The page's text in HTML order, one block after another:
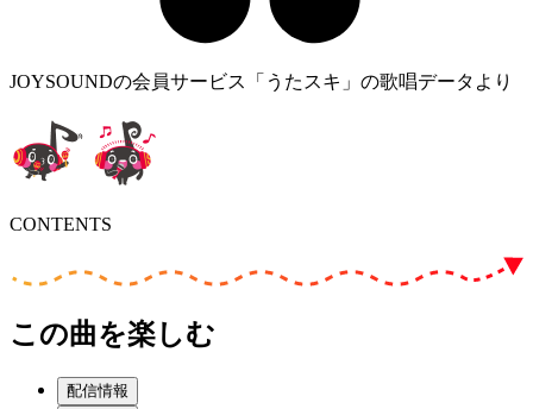
JOYSOUNDの会員サービス「うたスキ」の歌唱データより
CONTENTS
この曲を楽しむ
配信情報